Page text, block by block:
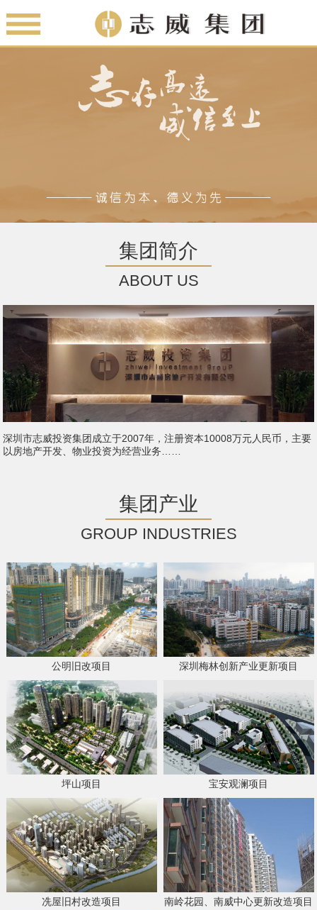
集团简介
ABOUT US
深圳市志威投资集团成立于2007年，注册资本10008万元人民币，主要
以房地产开发、物业投资为经营业务……
集团产业
GROUP INDUSTRIES
公明旧改项目 深圳梅林创新产业更新项目
坪山项目 宝安观澜项目
冼屋旧村改造项目 南岭花园、南威中心更新改造项目